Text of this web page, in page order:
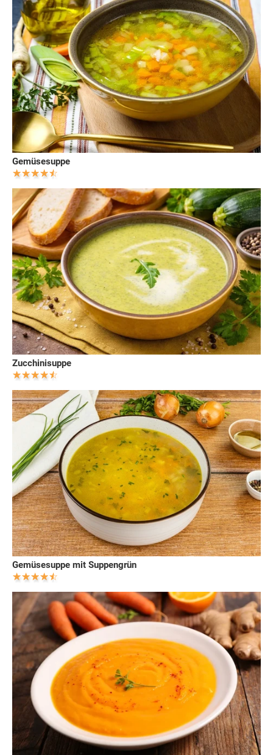
Gemüsesuppe
Zucchinisuppe
Gemüsesuppe mit Suppengrün